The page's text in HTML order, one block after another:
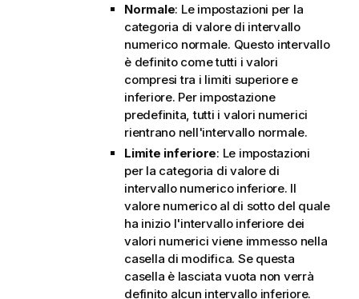
Normale: Le impostazioni per la
categoria di valore di intervallo
numerico normale. Questo intervallo
è definito come tutti i valori
compresi tra i limiti superiore e
inferiore. Per impostazione
predefinita, tutti i valori numerici
rientrano nell'intervallo normale.
Limite inferiore: Le impostazioni
per la categoria di valore di
intervallo numerico inferiore. Il
valore numerico al di sotto del quale
ha inizio l'intervallo inferiore dei
valori numerici viene immesso nella
casella di modifica. Se questa
casella è lasciata vuota non verrà
definito alcun intervallo inferiore.